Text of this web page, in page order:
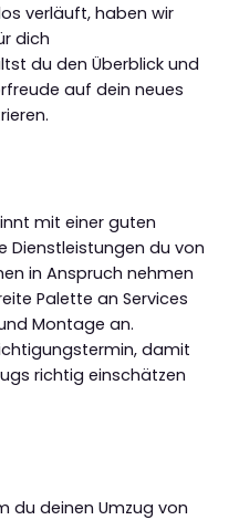
verläuft, haben wir
dich
du den Überblick und
auf dein neues
mit einer guten
Dienstleistungen du von
in Anspruch nehmen
Palette an Services
Montage an.
damit
richtig einschätzen
du deinen Umzug von